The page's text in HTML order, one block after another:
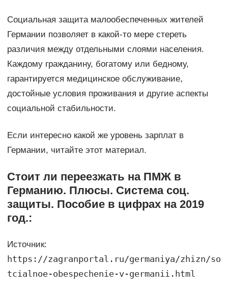
Социальная защита малообеспеченных жителей
Германии позволяет в какой-то мере стереть
различия между отдельными слоями населения.
Каждому гражданину, богатому или бедному,
гарантируется медицинское обслуживание,
достойные условия проживания и другие аспекты
социальной стабильности.
Если интересно какой же уровень зарплат в
Германии, читайте этот материал.
Стоит ли переезжать на ПМЖ в
Германию. Плюсы. Система соц.
защиты. Пособие в цифрах на 2019
год.:
Источник:
https://zagranportal.ru/germaniya/zhizn/so
tcialnoe-obespechenie-v-germanii.html